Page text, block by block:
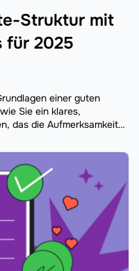
Struktur mit
für 2025
einer guten
Sie ein klares,
das die Aufmerksamkeit